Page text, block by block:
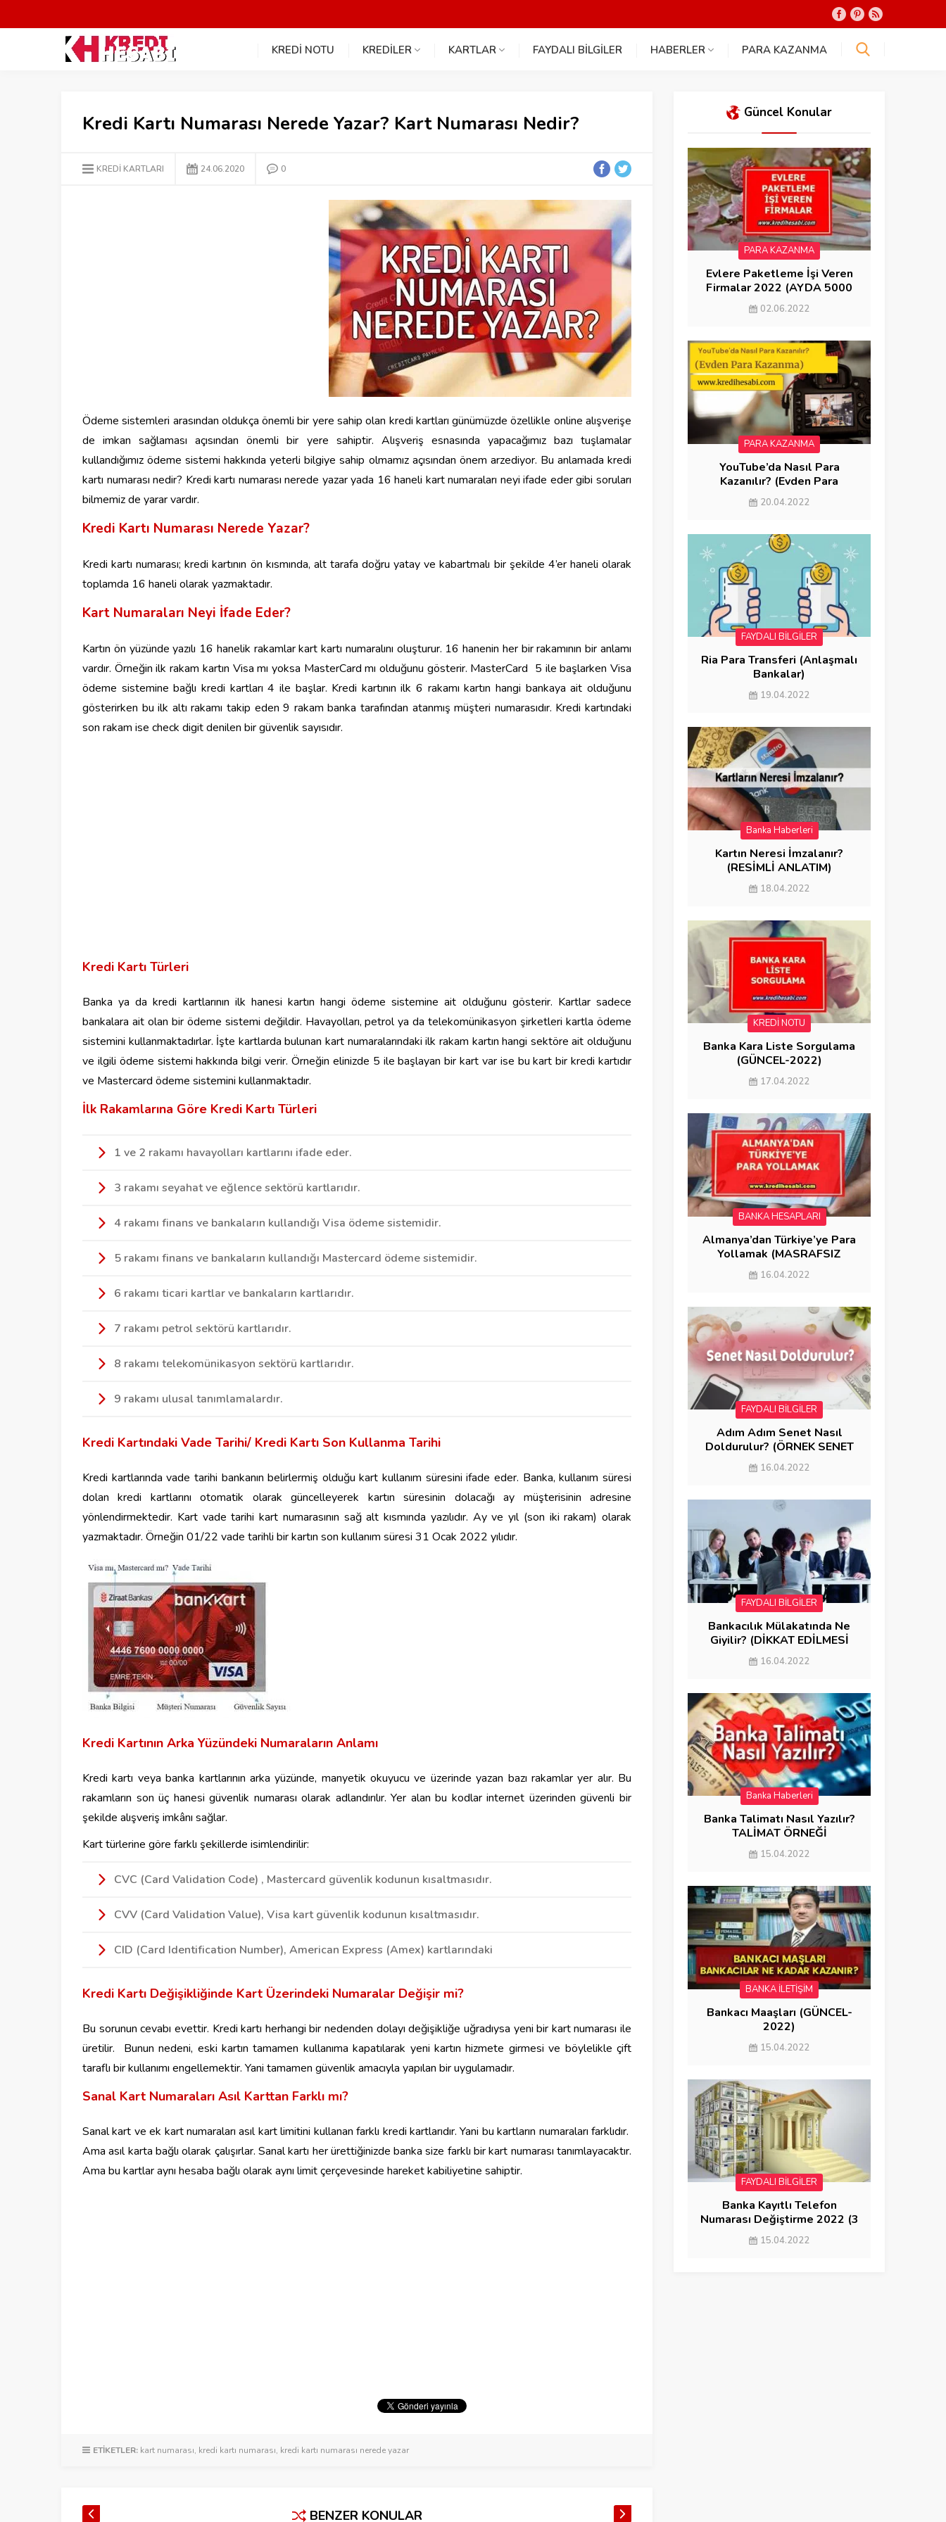
KREDİ NOTU KREDİLER KARTLAR FAYDALI BİLGİLER HABERLER PARA KAZANMA
Kredi Kartı Numarası Nerede Yazar? Kart Numarası Nedir?
KREDİ KARTLARI 24.06.2020 0
Ödeme sistemleri arasından oldukça önemli bir yere sahip olan kredi kartları günümüzde özellikle online alışverişe
de imkan sağlaması açısından önemli bir yere sahiptir. Alışveriş esnasında yapacağımız bazı tuşlamalar
kullandığımız ödeme sistemi hakkında yeterli bilgiye sahip olmamız açısından önem arzediyor. Bu anlamada kredi
kartı numarası nedir? Kredi kartı numarası nerede yazar yada 16 haneli kart numaraları neyi ifade eder gibi soruları
bilmemiz de yarar vardır.
Kredi Kartı Numarası Nerede Yazar?
Kredi kartı numarası; kredi kartının ön kısmında, alt tarafa doğru yatay ve kabartmalı bir şekilde 4’er haneli olarak
toplamda 16 haneli olarak yazmaktadır.
Kart Numaraları Neyi İfade Eder?
Kartın ön yüzünde yazılı 16 hanelik rakamlar kart kartı numaralını oluşturur. 16 hanenin her bir rakamının bir anlamı
vardır. Örneğin ilk rakam kartın Visa mı yoksa MasterCard mı olduğunu gösterir. MasterCard 5 ile başlarken Visa
ödeme sistemine bağlı kredi kartları 4 ile başlar. Kredi kartının ilk 6 rakamı kartın hangi bankaya ait olduğunu
gösterirken bu ilk altı rakamı takip eden 9 rakam banka tarafından atanmış müşteri numarasıdır. Kredi kartındaki
son rakam ise check digit denilen bir güvenlik sayısıdır.
Kredi Kartı Türleri
Banka ya da kredi kartlarının ilk hanesi kartın hangi ödeme sistemine ait olduğunu gösterir. Kartlar sadece
bankalara ait olan bir ödeme sistemi değildir. Havayolları, petrol ya da telekomünikasyon şirketleri kartla ödeme
sistemini kullanmaktadırlar. İşte kartlarda bulunan kart numaralarındaki ilk rakam kartın hangi sektöre ait olduğunu
ve ilgili ödeme sistemi hakkında bilgi verir. Örneğin elinizde 5 ile başlayan bir kart var ise bu kart bir kredi kartıdır
ve Mastercard ödeme sistemini kullanmaktadır.
İlk Rakamlarına Göre Kredi Kartı Türleri
1 ve 2 rakamı havayolları kartlarını ifade eder.
3 rakamı seyahat ve eğlence sektörü kartlarıdır.
4 rakamı finans ve bankaların kullandığı Visa ödeme sistemidir.
5 rakamı finans ve bankaların kullandığı Mastercard ödeme sistemidir.
6 rakamı ticari kartlar ve bankaların kartlarıdır.
7 rakamı petrol sektörü kartlarıdır.
8 rakamı telekomünikasyon sektörü kartlarıdır.
9 rakamı ulusal tanımlamalardır.
Kredi Kartındaki Vade Tarihi/ Kredi Kartı Son Kullanma Tarihi
Kredi kartlarında vade tarihi bankanın belirlermiş olduğu kart kullanım süresini ifade eder. Banka, kullanım süresi
dolan kredi kartlarını otomatik olarak güncelleyerek kartın süresinin dolacağı ay müşterisinin adresine
yönlendirmektedir. Kart vade tarihi kart numarasının sağ alt kısmında yazılıdır. Ay ve yıl (son iki rakam) olarak
yazmaktadır. Örneğin 01/22 vade tarihli bir kartın son kullanım süresi 31 Ocak 2022 yılıdır.
Kredi Kartının Arka Yüzündeki Numaraların Anlamı
Kredi kartı veya banka kartlarının arka yüzünde, manyetik okuyucu ve üzerinde yazan bazı rakamlar yer alır. Bu
rakamların son üç hanesi güvenlik numarası olarak adlandırılır. Yer alan bu kodlar internet üzerinden güvenli bir
şekilde alışveriş imkânı sağlar.
Kart türlerine göre farklı şekillerde isimlendirilir:
CVC (Card Validation Code) , Mastercard güvenlik kodunun kısaltmasıdır.
CVV (Card Validation Value), Visa kart güvenlik kodunun kısaltmasıdır.
CID (Card Identification Number), American Express (Amex) kartlarındaki
Kredi Kartı Değişikliğinde Kart Üzerindeki Numaralar Değişir mi?
Bu sorunun cevabı evettir. Kredi kartı herhangi bir nedenden dolayı değişikliğe uğradıysa yeni bir kart numarası ile
üretilir. Bunun nedeni, eski kartın tamamen kullanıma kapatılarak yeni kartın hizmete girmesi ve böylelikle çift
taraflı bir kullanımı engellemektir. Yani tamamen güvenlik amacıyla yapılan bir uygulamadır.
Sanal Kart Numaraları Asıl Karttan Farklı mı?
Sanal kart ve ek kart numaraları asıl kart limitini kullanan farklı kredi kartlarıdır. Yani bu kartların numaraları farklıdır.
Ama asıl karta bağlı olarak çalışırlar. Sanal kartı her ürettiğinizde banka size farklı bir kart numarası tanımlayacaktır.
Ama bu kartlar aynı hesaba bağlı olarak aynı limit çerçevesinde hareket kabiliyetine sahiptir.
ETİKETLER: kart numarası, kredi kartı numarası, kredi kartı numarası nerede yazar
BENZER KONULAR
Güncel Konular
PARA KAZANMA
Evlere Paketleme İşi Veren
Firmalar 2022 (AYDA 5000
KAZAN)
02.06.2022
PARA KAZANMA
YouTube’da Nasıl Para
Kazanılır? (Evden Para
Kazanma)
20.04.2022
FAYDALI BİLGİLER
Ria Para Transferi (Anlaşmalı
Bankalar)
19.04.2022
Banka Haberleri
FAYDALI BİLGİLER
Kartın Neresi İmzalanır?
(RESİMLİ ANLATIM)
18.04.2022
KREDİ NOTU
Banka Kara Liste Sorgulama
(GÜNCEL-2022)
17.04.2022
BANKA HESAPLARI
Almanya’dan Türkiye’ye Para
Yollamak (MASRAFSIZ
GÖNDERME)
16.04.2022
FAYDALI BİLGİLER
Adım Adım Senet Nasıl
Doldurulur? (ÖRNEK SENET
DOLDURMA)
16.04.2022
FAYDALI BİLGİLER
Bankacılık Mülakatında Ne
Giyilir? (DİKKAT EDİLMESİ
GEREKENLER)
16.04.2022
Banka Haberleri
Banka Talimatı Nasıl Yazılır?
TALİMAT ÖRNEĞİ
15.04.2022
BANKA İLETİŞİM
Bankacı Maaşları (GÜNCEL-
2022)
15.04.2022
FAYDALI BİLGİLER
Banka Kayıtlı Telefon
Numarası Değiştirme 2022 (3
YÖNTEM)
15.04.2022